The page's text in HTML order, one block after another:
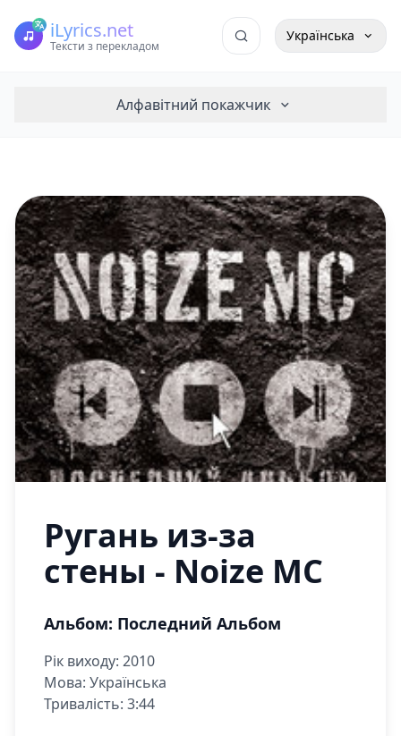
iLyrics.net
Тексти з перекладом
Українська
Алфавітний покажчик
Ругань из-за
стены - Noize MC
Альбом: Последний Альбом
Рік виходу: 2010
Мова: Українська
Тривалість: 3:44